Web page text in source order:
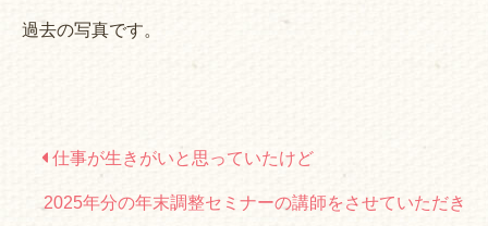
過去の写真です。
仕事が生きがいと思っていたけど
2025年分の年末調整セミナーの講師をさせていただき